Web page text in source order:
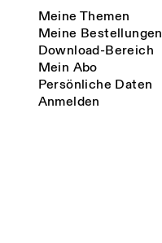
Meine Themen
Meine Bestellungen
Download-Bereich
Mein Abo
Persönliche Daten
Anmelden